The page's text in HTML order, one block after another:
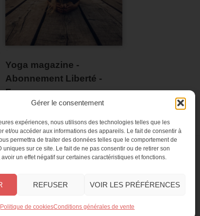
Gérer le consentement
expériences, nous utilisons des technologies telles que les
et/ou accéder aux informations des appareils. Le fait de consentir à
permettra de traiter des données telles que le comportement de
uniques sur ce site. Le fait de ne pas consentir ou de retirer son
un effet négatif sur certaines caractéristiques et fonctions.
REFUSER VOIR LES PRÉFÉRENCES
Politique de cookiesConditions générales de vente
Yoga magazine -
Abonnement Liberté -
France
CONTACT
Service client